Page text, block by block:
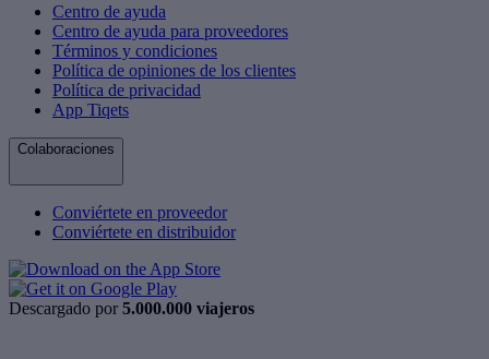
Centro de ayuda
Centro de ayuda para proveedores
Términos y condiciones
Política de opiniones de los clientes
Política de privacidad
App Tiqets
Colaboraciones
Conviértete en proveedor
Conviértete en distribuidor
Descargado por 5.000.000 viajeros